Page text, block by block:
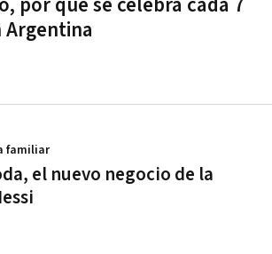
Argentina
el nuevo negocio de la
familiar